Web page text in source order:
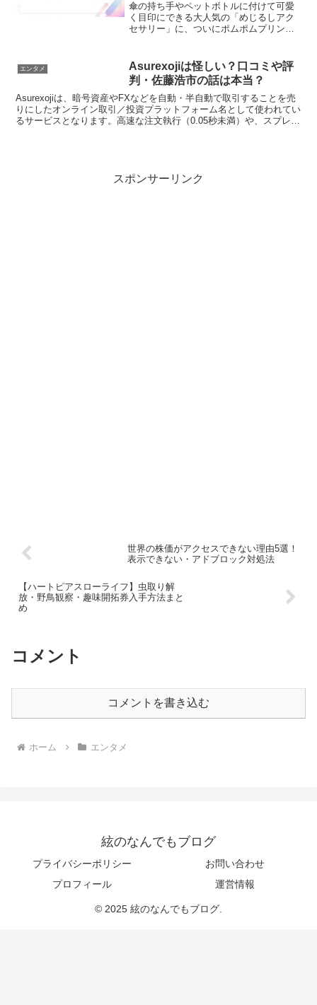
傘の持ち手やペットボトルに付けて可愛
く目印にできる大人気の「めじるしアク
セサリー」に、ついにポムポムプリンが
予約はどこでできるの？」「オンライン
通販や4月の発売日はいつ...
エンタメ
Asurexojiは怪しい？口コミや評
判・佐藤浩市の話は本当？
Asurexojiは、暗号資産やFXなどを自動・半自動で取引することを売
りにしたオンライン取引／投資プラットフォーム名として使われてい
るサービスとなります。高速な注文執行（0.05秒未満）や、スプレッ
スポンサーリンク
世界の株価がアクセスできない理由5選！
表示できない・アドブロック対処法
【ハートピアスローライフ】虫取り解
放・野鳥観察・趣味開拓券入手方法まと
め
コメント
コメントを書き込む
ホーム エンタメ
絃のなんでもブログ
プライバシーポリシー
お問い合わせ
プロフィール
運営情報
© 2025 絃のなんでもブログ.